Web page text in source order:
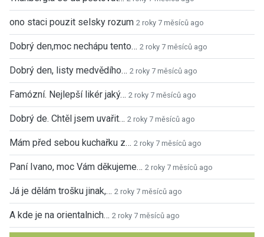
ono staci pouzit selsky rozum 2 roky 7 měsíců ago
Dobrý den,moc nechápu tento… 2 roky 7 měsíců ago
Dobrý den, listy medvědího… 2 roky 7 měsíců ago
Famózní. Nejlepší likér jaký… 2 roky 7 měsíců ago
Dobrý de. Chtěl jsem uvařit… 2 roky 7 měsíců ago
Mám před sebou kuchařku z… 2 roky 7 měsíců ago
Paní Ivano, moc Vám děkujeme… 2 roky 7 měsíců ago
Já je dělám trošku jinak,… 2 roky 7 měsíců ago
A kde je na orientalnich… 2 roky 7 měsíců ago